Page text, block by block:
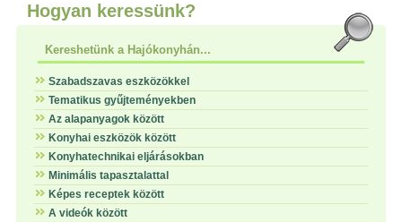
Hogyan keressünk?
Kereshetünk a Hajókonyhán...
Szabadszavas eszközökkel
Tematikus gyűjteményekben
Az alapanyagok között
Konyhai eszközök között
Konyhatechnikai eljárásokban
Minimális tapasztalattal
Képes receptek között
A videók között